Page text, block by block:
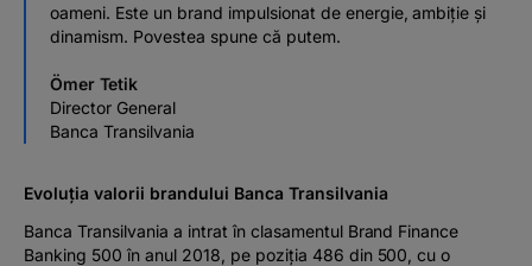
oameni. Este un brand impulsionat de energie, ambiție și
dinamism. Povestea spune că putem.
Ömer Tetik
Director General
Banca Transilvania
Evoluția valorii brandului Banca Transilvania
Banca Transilvania a intrat în clasamentul Brand Finance
Banking 500 în anul 2018, pe poziția 486 din 500, cu o